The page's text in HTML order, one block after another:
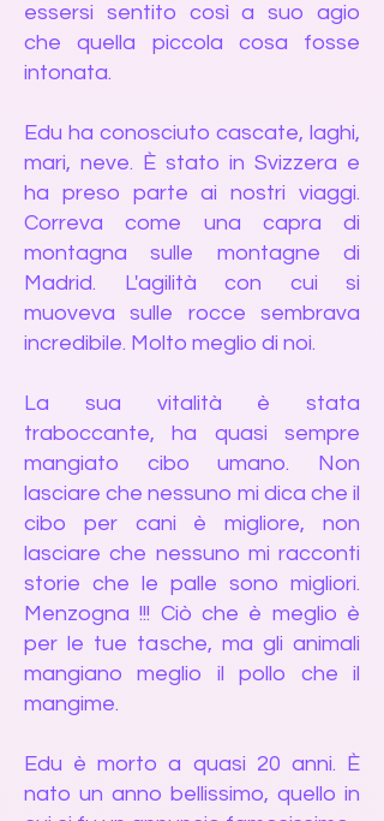
essersi sentito così a suo agio
che quella piccola cosa fosse
intonata.
Edu ha conosciuto cascate, laghi,
mari, neve. È stato in Svizzera e
ha preso parte ai nostri viaggi.
Correva come una capra di
montagna sulle montagne di
Madrid. L'agilità con cui si
muoveva sulle rocce sembrava
incredibile. Molto meglio di noi.
La sua vitalità è stata
traboccante, ha quasi sempre
mangiato cibo umano. Non
lasciare che nessuno mi dica che il
cibo per cani è migliore, non
lasciare che nessuno mi racconti
storie che le palle sono migliori.
Menzogna !!! Ciò che è meglio è
per le tue tasche, ma gli animali
mangiano meglio il pollo che il
mangime.
Edu è morto a quasi 20 anni. È
nato un anno bellissimo, quello in